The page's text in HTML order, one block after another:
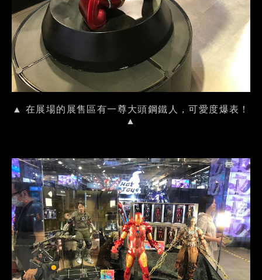
▲ 在展場的展售區有一尊大頭鋼鐵人，可愛度爆表！
▲